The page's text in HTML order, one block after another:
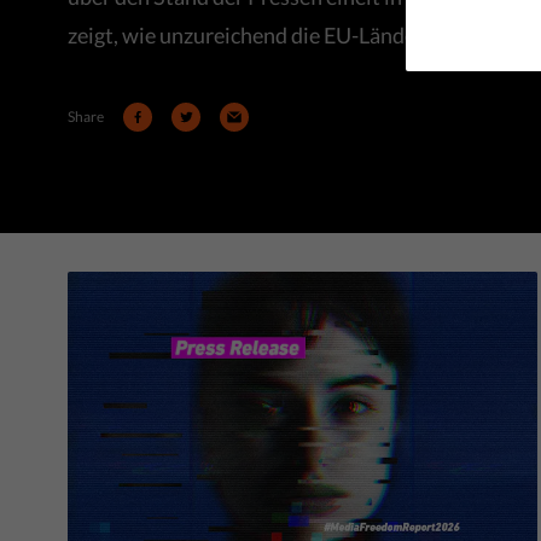
zeigt, wie unzureichend die EU-Länder diese
Share